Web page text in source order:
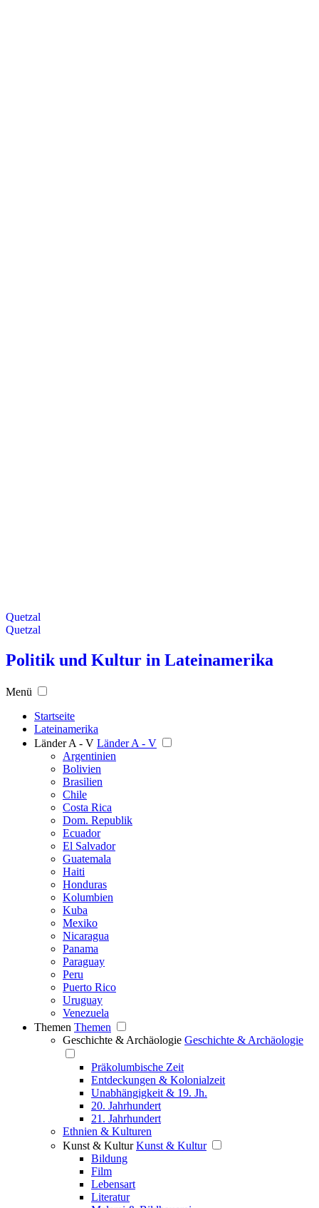
Quetzal
Quetzal
Politik und Kultur in Lateinamerika
Menü
Startseite
Lateinamerika
Länder A - V Länder A - V
Argentinien
Bolivien
Brasilien
Chile
Costa Rica
Dom. Republik
Ecuador
El Salvador
Guatemala
Haiti
Honduras
Kolumbien
Kuba
Mexiko
Nicaragua
Panama
Paraguay
Peru
Puerto Rico
Uruguay
Venezuela
Themen Themen
Geschichte & Archäologie Geschichte & Archäologie
Präkolumbische Zeit
Entdeckungen & Kolonialzeit
Unabhängigkeit & 19. Jh.
20. Jahrhundert
21. Jahrhundert
Ethnien & Kulturen
Kunst & Kultur Kunst & Kultur
Bildung
Film
Lebensart
Literatur